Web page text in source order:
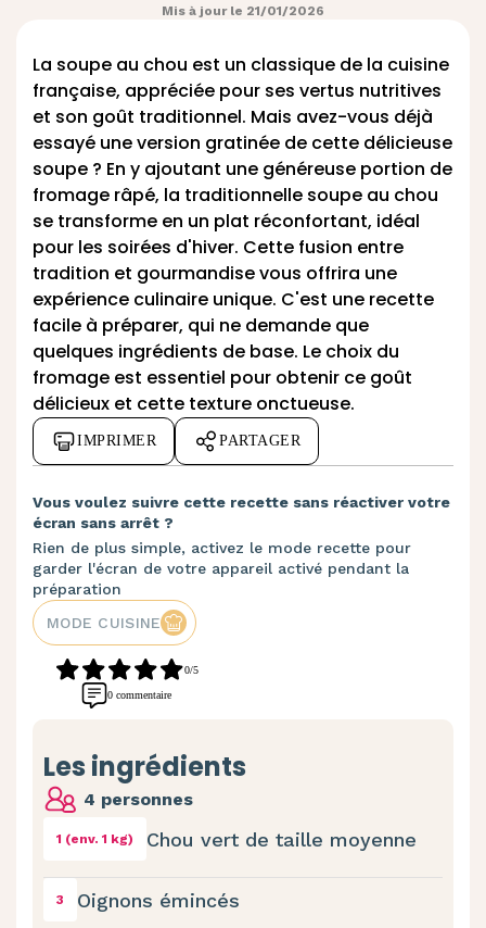
Mis à jour le 21/01/2026
La soupe au chou est un classique de la cuisine
française, appréciée pour ses vertus nutritives
et son goût traditionnel. Mais avez-vous déjà
essayé une version gratinée de cette délicieuse
soupe ? En y ajoutant une généreuse portion de
fromage râpé, la traditionnelle soupe au chou
se transforme en un plat réconfortant, idéal
pour les soirées d'hiver. Cette fusion entre
tradition et gourmandise vous offrira une
expérience culinaire unique. C'est une recette
facile à préparer, qui ne demande que
quelques ingrédients de base. Le choix du
fromage est essentiel pour obtenir ce goût
délicieux et cette texture onctueuse.
IMPRIMER PARTAGER
Vous voulez suivre cette recette sans réactiver votre
écran sans arrêt ?
Rien de plus simple, activez le mode recette pour
garder l'écran de votre appareil activé pendant la
préparation
MODE CUISINE
0/5
0 commentaire
Les ingrédients
4 personnes
1 (env. 1 kg) Chou vert de taille moyenne
3 Oignons émincés